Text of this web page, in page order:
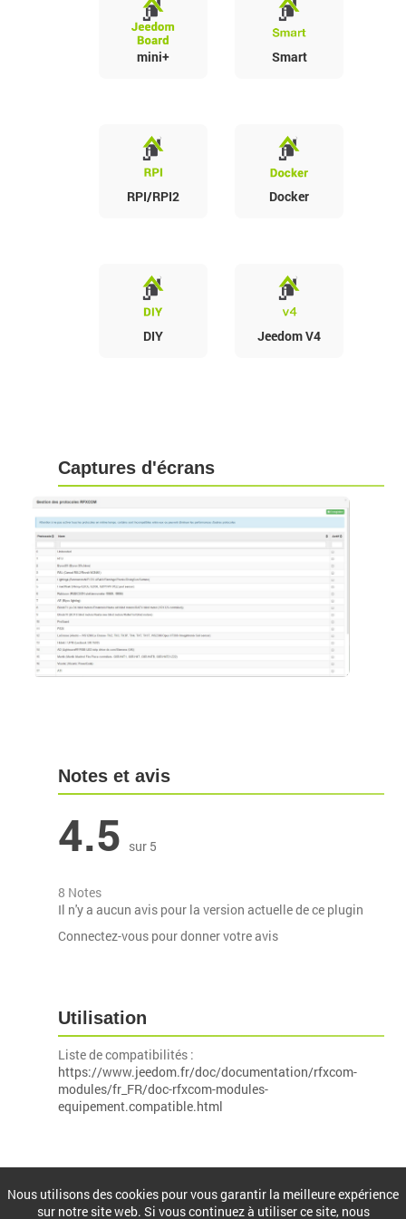
mini+ Smart
RPI/RPI2 Docker
DIY Jeedom V4
Captures d'écrans
Notes et avis
4.5 sur 5
8 Notes
Il n'y a aucun avis pour la version actuelle de ce plugin
Connectez-vous pour donner votre avis
Utilisation
Liste de compatibilités :
https://www.jeedom.fr/doc/documentation/rfxcom-
modules/fr_FR/doc-rfxcom-modules-
equipement.compatible.html
Nous utilisons des cookies pour vous garantir la meilleure expérience
sur notre site web. Si vous continuez à utiliser ce site, nous